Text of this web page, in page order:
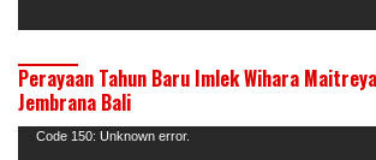
Perayaan Tahun Baru Imlek Wihara
Jembrana Bali
Pemutar
Code 150: Unknown error.